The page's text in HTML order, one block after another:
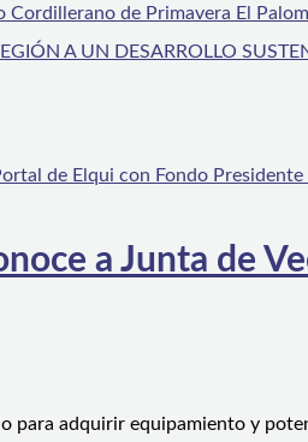
Cordillerano de Primavera El
A UN DESARROLLO
a Junta de
para adquirir equipamiento y